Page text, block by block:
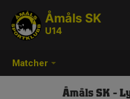
Matcher
Åmåls SK
U14
Åmåls SK -